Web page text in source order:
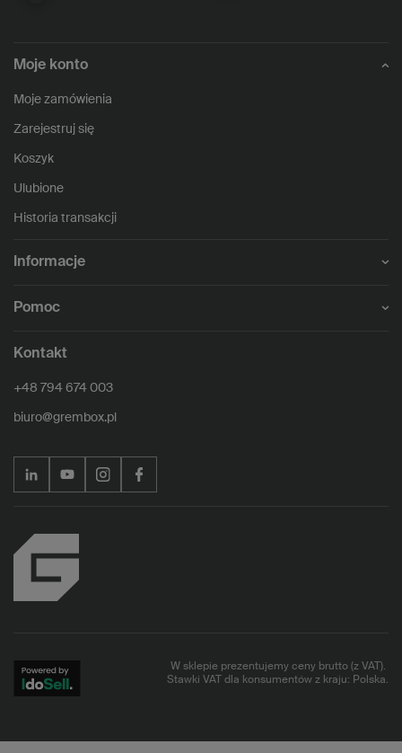
Moje konto
Moje zamówienia
Zarejestruj się
Koszyk
Ulubione
Historia transakcji
Informacje
Pomoc
Kontakt
+48 794 674 003
biuro@grembox.pl
W sklepie prezentujemy ceny brutto (z VAT).
Stawki VAT dla konsumentów z kraju: Polska.